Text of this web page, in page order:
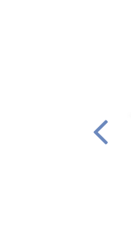
BARRILHA 2KG